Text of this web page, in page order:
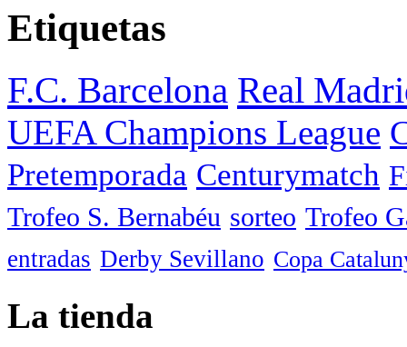
Etiquetas
F.C. Barcelona Real
UEFA Champions League
Pretemporada Centurymatch
Trofeo S. Bernabéu sorteo Trofeo
entradas Derby Sevillano Copa
La tienda